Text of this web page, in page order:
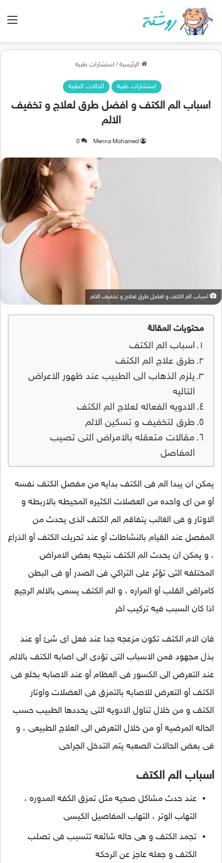
الرئيسية / استشارات طبية
استشارات طبية الحالات الطبية
اسباب الم الكتف و افضل طرق لعلاج و تخفيف
الالم
Menna Mohamed
0
اسباب الم الكتف و افضل طرق لعلاج و تخفيف الالم
محتويات المقالة
اسباب الم الكتف
طرق علاج الم الكتف
يلزم الذهاب الى الطبيب عند ظهور الاعراض
التاليه
الادويه الفعاله لعلاج الم الكتف
طرق لتخفيف و تسكين الالم
مقالات متعقله بالامراض التى تصيب
المفاصل
يمكن ان يبدا الم فى الكتف بدايه من مفصل الكتف نفسه
أو من اى واحده من العضلات الكثيره المحيطه بالاربطه و
الاوتار و فى الغالب يتفاقم الم الكتف الذى يحدث من
المفصل عند القيام بالنشاطات أو عند تحريك الكتف أو الذراع
، و يمكن ان يحدث الم الكتف نتيجه بعض الامراض
المختلفه التى تؤثر على التراكي فى الصدر أو فى البطن
كامراض القلب أو المراره ، و الم الكتف يسمى بالالم الرجيع
اذا كان السبب فيه تركيب اخر
فان الام الكتف تكون مزعجه جدا عند فعل اى شئ أو عند
بذل مجهود فمن الاسباب التى تؤدى الى اصابه الكتف بالالم
عند التعرض الى الكسور فى العظام أو عند الاصابه بخلع فى
الكتف أو التعرض للاصابه بالتمزق فى العضلات واوتار
الكتف و من خلال تناول الادويه التى يحددها الطبيب حسب
الحاله المرضيه أو من خلال التعرض الى العلاج الطبيعى ، و
فى بعض الحالات الصعبه يتم التدخل الجراحى
اسباب الم الكتف
عند حدث مشاكل صحيه مثل تمزق الكفه المدوره ،
التهاب الوتر ، التهاب المفاصيل الكيسى
تجمد الكتف و هى حاله شائعه تتسبب فى تصلب
الكتف و جعله عاجز عن الرحكه